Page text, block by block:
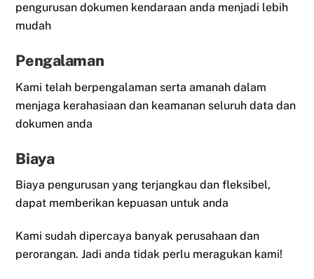
pengurusan dokumen kendaraan anda menjadi lebih
mudah
Pengalaman
Kami telah berpengalaman serta amanah dalam
menjaga kerahasiaan dan keamanan seluruh data dan
dokumen anda
Biaya
Biaya pengurusan yang terjangkau dan fleksibel,
dapat memberikan kepuasan untuk anda
Kami sudah dipercaya banyak perusahaan dan
perorangan. Jadi anda tidak perlu meragukan kami!